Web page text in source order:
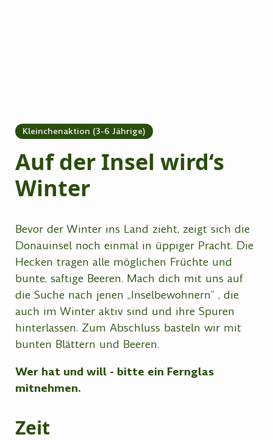
Kleinchenaktion (3-6 Jährige)
Auf der Insel wird‘s
Winter
Bevor der Winter ins Land zieht, zeigt sich die
Donauinsel noch einmal in üppiger Pracht. Die
Hecken tragen alle möglichen Früchte und
bunte, saftige Beeren. Mach dich mit uns auf
die Suche nach jenen „Inselbewohnern“ , die
auch im Winter aktiv sind und ihre Spuren
hinterlassen. Zum Abschluss basteln wir mit
bunten Blättern und Beeren.
Wer hat und will - bitte ein Fernglas
mitnehmen.
Zeit